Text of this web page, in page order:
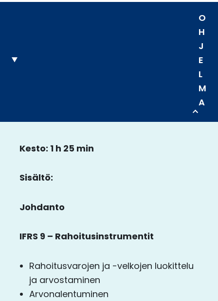
O
H
J
E
L
M
A
Kesto: 1 h 25 min
Sisältö:
Johdanto
IFRS 9 – Rahoitusinstrumentit
Rahoitusvarojen ja -velkojen luokittelu
ja arvostaminen​
Arvonalentuminen​